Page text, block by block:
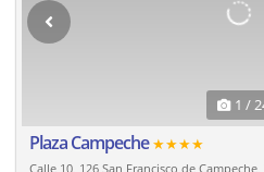
1 /
Plaza Campeche★★★★
Calle 10, 126 San Francisco de